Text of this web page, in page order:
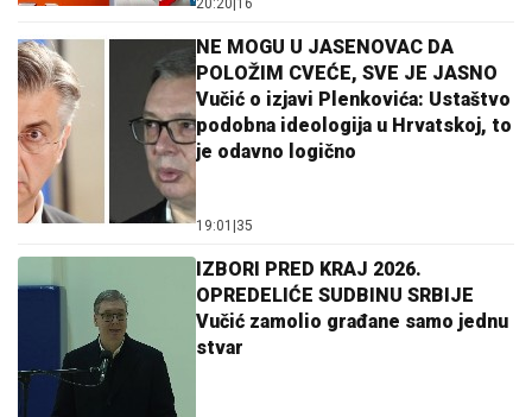
20:20 16
NE MOGU U JASENOVAC DA
POLOŽIM CVEĆE, SVE JE JASNO
Vučić o izjavi Plenkovića: Ustaštvo
podobna ideologija u Hrvatskoj, to
je odavno logično
19:01 35
IZBORI PRED KRAJ 2026.
OPREDELIĆE SUDBINU SRBIJE
Vučić zamolio građane samo jednu
stvar